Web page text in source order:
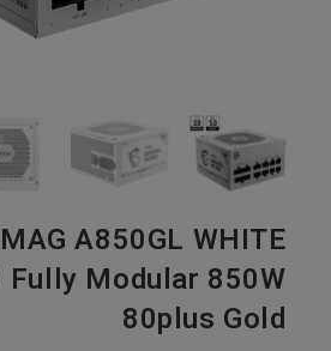
A850GL WHITE
Fully Modular 850W
80plus Gold